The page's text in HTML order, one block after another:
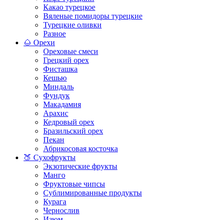
Какао турецкое
Вяленые помидоры турецкие
Турецкие оливки
Разное
🌰 Орехи
Ореховые смеси
Грецкий орех
Фисташка
Кешью
Миндаль
Фундук
Макадамия
Арахис
Кедровый орех
Бразильский орех
Пекан
Абрикосовая косточка
🍑 Сухофрукты
Экзотические фрукты
Манго
Фруктовые чипсы
Сублимированные продукты
Курага
Чернослив